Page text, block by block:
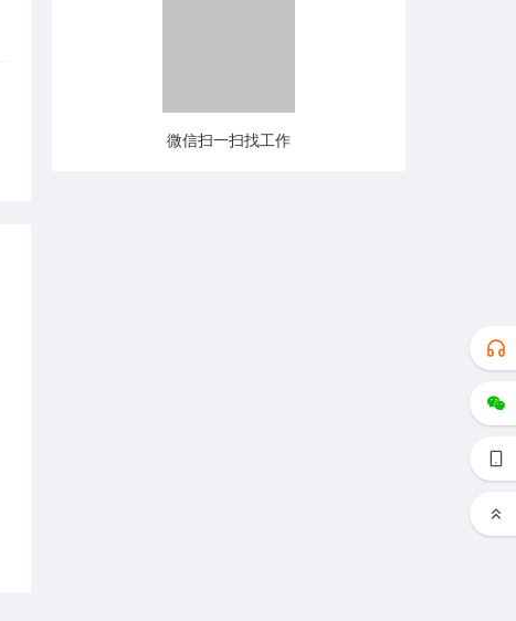
微信扫一扫找工作